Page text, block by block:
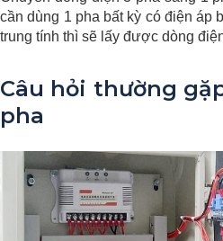
cần dùng 1 pha bất kỳ có điện áp
trung tính thì sẽ lấy được dòng
Câu hỏi thường
pha